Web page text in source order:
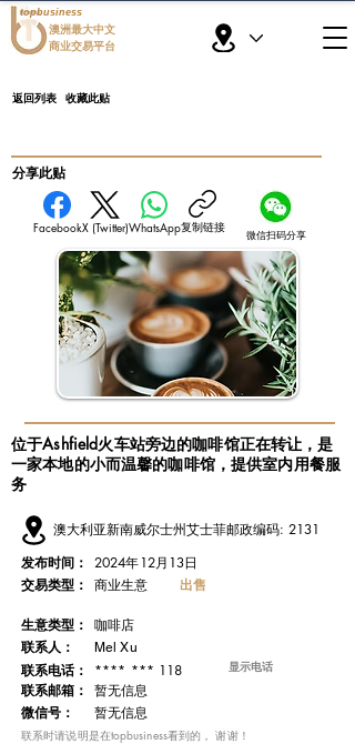
topbusiness
澳洲最大中文
商业交易平台
返回列表 收藏此贴
​分享此贴
FacebookX (Twitter)WhatsApp复制链接 微信扫码分享
位于Ashfield火车站旁边的咖啡馆正在转让，是
一家本地的小而温馨的咖啡馆，提供室内用餐服
务
澳大利亚新南威尔士州艾士菲邮政编码: 2131
发布时间： 2024年12月13日
交易类型：
商业生意 出售
​生意类型： 咖啡店
联系人：
Mel Xu
联系电话：
**** *** 118 显示电话
​联系邮箱： 暂无信息
微信号：
暂无信息
​联系时请说明是在topbusiness看到的， 谢谢！